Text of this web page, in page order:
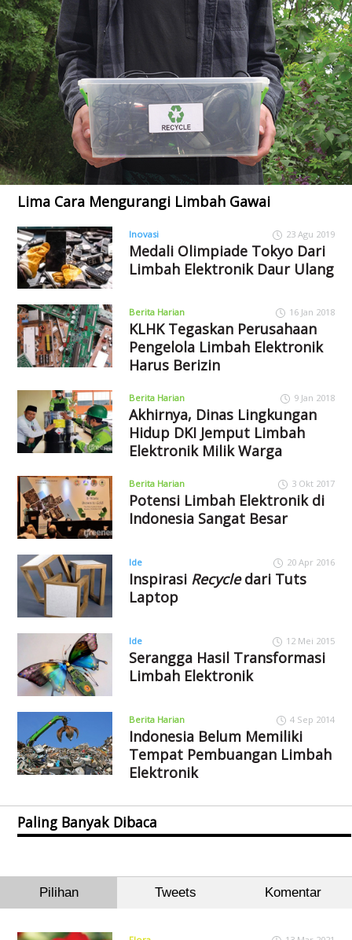
Lima Cara Mengurangi Limbah Gawai
Inovasi 23 Agu 2019
Medali Olimpiade Tokyo Dari
Limbah Elektronik Daur Ulang
Berita Harian 16 Jan 2018
KLHK Tegaskan Perusahaan
Pengelola Limbah Elektronik
Harus Berizin
Berita Harian 9 Jan 2018
Akhirnya, Dinas Lingkungan
Hidup DKI Jemput Limbah
Elektronik Milik Warga
Berita Harian 3 Okt 2017
Potensi Limbah Elektronik di
Indonesia Sangat Besar
Ide 20 Apr 2016
Inspirasi Recycledari Tuts
Laptop
Ide 12 Mei 2015
Serangga Hasil Transformasi
Limbah Elektronik
Berita Harian 4 Sep 2014
Indonesia Belum Memiliki
Tempat Pembuangan Limbah
Elektronik
Paling Banyak Dibaca
Pilihan Tweets Komentar